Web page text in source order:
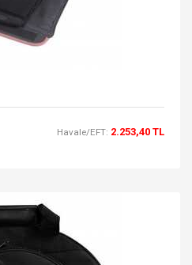
Havale/EFT: 2.253,40 TL